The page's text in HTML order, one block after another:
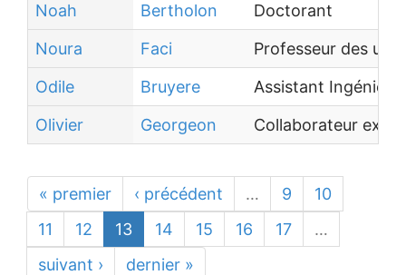
Noah
Bertholon
Doctorant
Noura
Faci
Professeur des
Odile
Bruyere
Assistant Ingénieur
Olivier
Georgeon Collaborateur
« premier ‹ précédent … 9
10
11
12 13 14 15 16 17
…
suivant ›
dernier »